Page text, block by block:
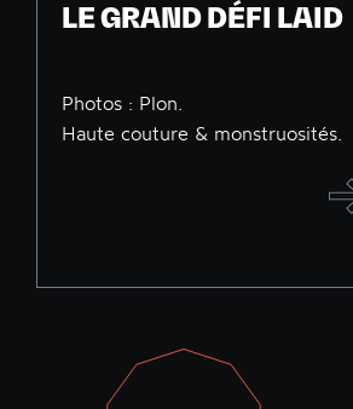
LE GRAND DÉFI LAID
Photos : Plon.
Haute couture & monstruosités.